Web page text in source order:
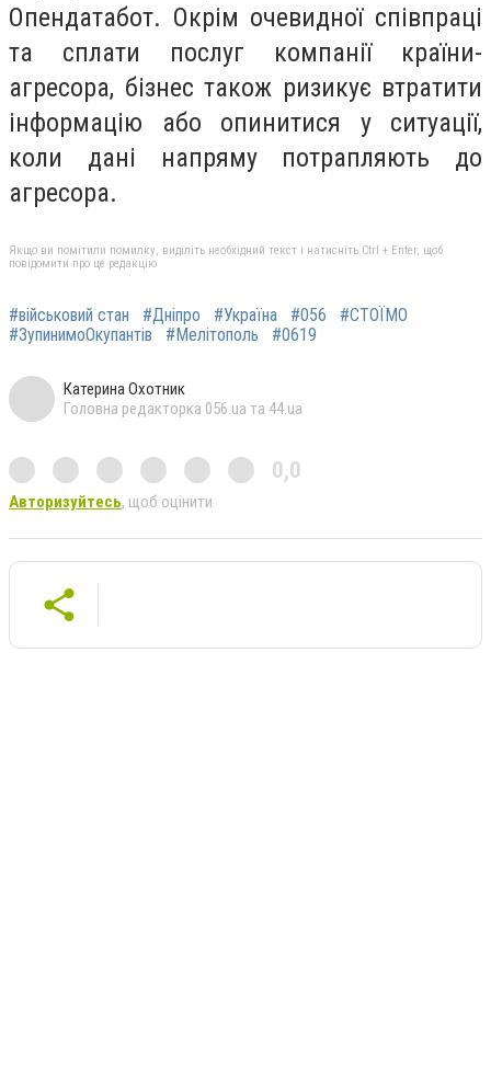
Опендатабот. Окрім очевидної співпраці
та сплати послуг компанії країни-
агресора, бізнес також ризикує втратити
інформацію або опинитися у ситуації,
коли дані напряму потрапляють до
агресора.
Якщо ви помітили помилку, виділіть необхідний текст і натисніть Ctrl + Enter, щоб
повідомити про це редакцію
#військовий стан #Дніпро #Україна #056
#СТОЇМО
#ЗупинимоОкупантів
#Мелітополь #0619
Катерина Охотник
Головна редакторка 056.ua та 44.ua
0,0
Авторизуйтесь, щоб оцінити